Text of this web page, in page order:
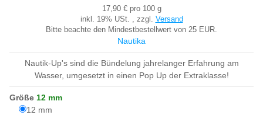
17,90 € pro 100 g
inkl. 19% USt. , zzgl. Versand
Bitte beachte den Mindestbestellwert von 25 EUR.
Nautika
Nautik-Up's sind die Bündelung jahrelanger Erfahrung am
Wasser, umgesetzt in einen Pop Up der Extraklasse!
Größe 12 mm
12 mm